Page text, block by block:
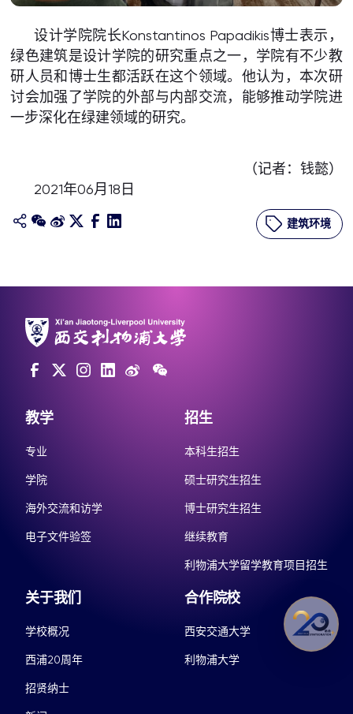
设计学院院长Konstantinos Papadikis博士表示，
绿色建筑是设计学院的研究重点之一，学院有不少教
研人员和博士生都活跃在这个领域。他认为，本次研
讨会加强了学院的外部与内部交流，能够推动学院进
一步深化在绿建领域的研究。
（记者：钱懿）
2021年06月18日
建筑环境
教学
专业
学院
海外交流和访学
电子文件验签
招生
本科生招生
硕士研究生招生
博士研究生招生
继续教育
利物浦大学留学教育项目招生
关于我们
学校概况
西浦20周年
招贤纳士
合作院校
西安交通大学
利物浦大学